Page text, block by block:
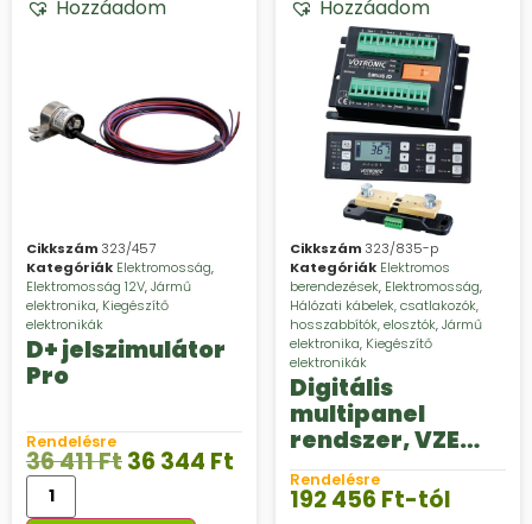
Hozzáadom
Cikkszám 323/457
Kategóriák Elektromosság,
Elektromosság 12V,Jármű
elektronika, Kiegészítő
elektronikák
D+ jelszimulátor
Pro
Rendelésre
36 411Ft36 344 Ft
Hozzáadom
Cikkszám 323/835-p
Kategóriák Elektromos
berendezések, Elektromosság,
Hálózati kábelek, csatlakozók,
hosszabbítók, elosztók,Jármű
elektronika, Kiegészítő
elektronikák
Digitális
multipanel
rendszer, VZE
Sirius CI
Rendelésre
192 456 Ft-tól